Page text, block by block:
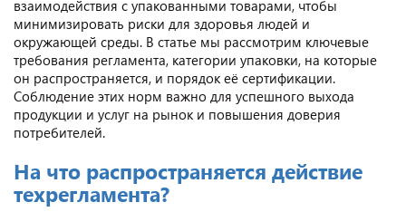
взаимодействия с упакованными товарами, чтобы
минимизировать риски для здоровья людей и
окружающей среды. В статье мы рассмотрим ключевые
требования регламента, категории упаковки, на которые
он распространяется, и порядок её сертификации.
Соблюдение этих норм важно для успешного выхода
продукции и услуг на рынок и повышения доверия
потребителей.
На что распространяется действие
техрегламента?